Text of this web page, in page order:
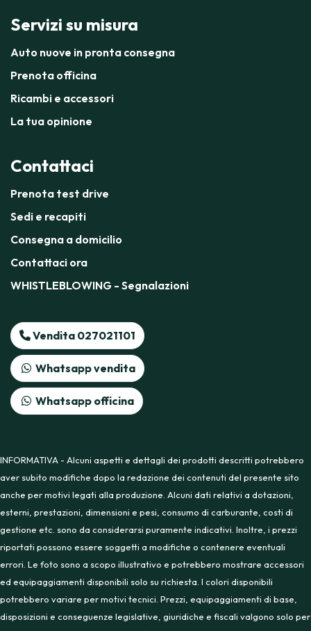
Servizi su misura
Auto nuove in pronta consegna
Prenota officina
Ricambi e accessori
La tua opinione
Contattaci
Prenota test drive
Sedi e recapiti
Consegna a domicilio
Contattaci ora
WHISTLEBLOWING - Segnalazioni
Vendita 027021101
Whatsapp vendita
Whatsapp officina
INFORMATIVA - Alcuni aspetti e dettagli dei prodotti descritti potrebbero
aver subito modifiche dopo la redazione dei contenuti del presente sito
anche per motivi legati alla produzione. Alcuni dati relativi a dotazioni,
esterni, prestazioni, dimensioni e pesi, consumo di carburante, costi di
gestione etc. sono da considerarsi puramente indicativi. Inoltre, i prezzi
riportati possono essere soggetti a modifiche o contenere eventuali
errori. Le foto sono a scopo illustrativo e potrebbero mostrare accessori
ed equipaggiamenti disponibili solo su richiesta. I colori disponibili
potrebbero variare per motivi tecnici. Prezzi, equipaggiamenti di base,
disposizioni e conseguenze legislative, giuridiche e fiscali valgono solo per